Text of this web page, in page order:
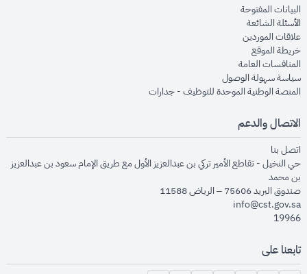
البيانات المفتوحةopens in new window
الأسئلة الشائعةopens in new window
علاقات الموردينopens in new window
خريطة الموقعopens in new window
المنافسات العامةopens in new window
سياسة سهولة الوصولopens in new window
المنصة الوطنية الموحدة للتوظيف - جداراتopens in new window
الاتصال والدعم
اتصل بنا
حي النخيل - تقاطع الأمير تركي بن عبدالعزيز الأول مع طريق الإمام سعود بن عبدالعزيز
بن محمد
صندوق البريد 75606 – الرياض 11588
info@cst.gov.sa
19966
تابعنا على